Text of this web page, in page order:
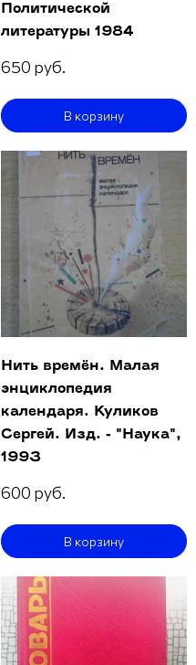
Политической
литературы 1984
650 руб.
В корзину
Нить времён. Малая
энциклопедия
календаря. Куликов
Сергей. Изд. - "Наука",
1993
600 руб.
В корзину